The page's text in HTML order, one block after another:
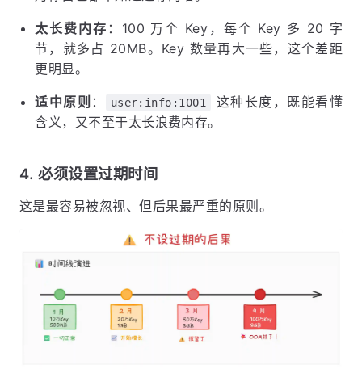
太长费内存 ：100 万个 Key，每个 Key 多 20 字
节，就多占 20MB。Key 数量再大一些，这个差距
更明显。
适中原则 ： user:info:1001
这种长度，既能看懂
含义，又不至于太长浪费内存。
4. 必须设置过期时间
这是最容易被忽视、但后果最严重的原则。